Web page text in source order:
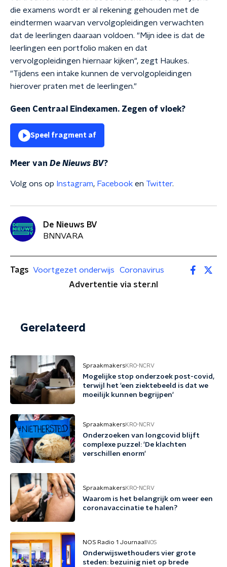
die examens wordt er al rekening gehouden met de
eindtermen waarvan vervolgopleidingen verwachten
dat de leerlingen daaraan voldoen. "Mijn idee is dat de
leerlingen een portfolio maken en dat
vervolgopleidingen hiernaar kijken", zegt Haukes.
"Tijdens een intake kunnen de vervolgopleidingen
hierover praten met de leerlingen."
Geen Centraal Eindexamen. Zegen of vloek?
Speel fragment af
Meer van De Nieuws BV?
Volg ons op Instagram, Facebook en Twitter.
De Nieuws BV
BNNVARA
Tags Voortgezet onderwijs
Coronavirus
Advertentie via ster.nl
Gerelateerd
SpraakmakersKRO-NCRV
Mogelijke stop onderzoek post-covid,
terwijl het 'een ziektebeeld is dat we
moeilijk kunnen begrijpen'
SpraakmakersKRO-NCRV
Onderzoeken van longcovid blijft
complexe puzzel: 'De klachten
verschillen enorm'
SpraakmakersKRO-NCRV
Waarom is het belangrijk om weer een
coronavaccinatie te halen?
NOS Radio 1 Journaal NOS
Onderwijswethouders vier grote
steden: bezuinig niet op brede